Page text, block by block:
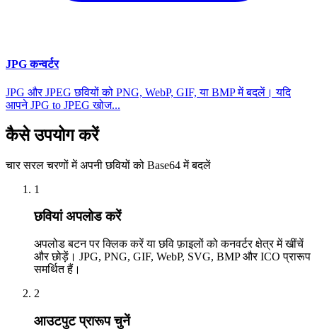
JPG कन्वर्टर
JPG और JPEG छवियों को PNG, WebP, GIF, या BMP में बदलें। यदि
आपने JPG to JPEG खोज...
कैसे उपयोग करें
चार सरल चरणों में अपनी छवियों को Base64 में बदलें
1
छवियां अपलोड करें
अपलोड बटन पर क्लिक करें या छवि फ़ाइलों को कनवर्टर क्षेत्र में खींचें
और छोड़ें। JPG, PNG, GIF, WebP, SVG, BMP और ICO प्रारूप
समर्थित हैं।
2
आउटपुट प्रारूप चुनें